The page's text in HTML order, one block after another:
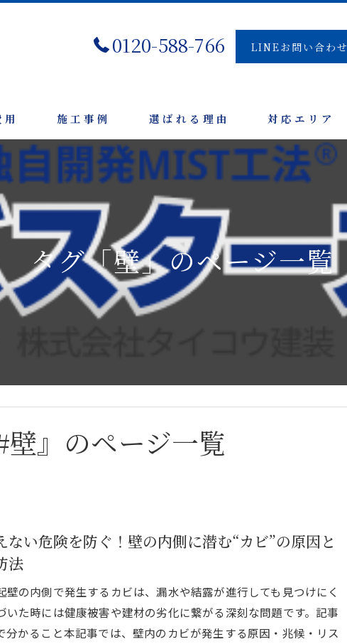
0120-588-766 LINEお問い合わせ
施工事例 選ばれる理由 対応エリア
タグ「壁」のページ一覧
壁』のページ一覧
ない危険を防ぐ！壁の内側に潜む“カビ”の原因と
法
壁の内側で発生するカビは、漏水や結露が進行しても見つけにく
いた時には健康被害や建材の劣化に繋がる深刻な問題です。記事
分かること本記事では、壁内のカビが発生する原因・兆候・リス